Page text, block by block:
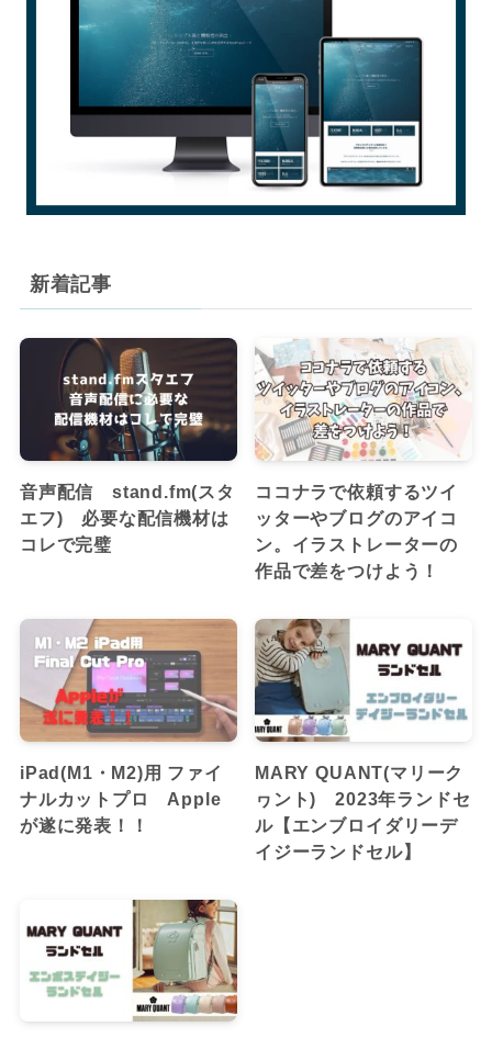
新着記事
音声配信 stand.fm(スタ
エフ) 必要な配信機材は
コレで完璧
ココナラで依頼するツイ
ッターやブログのアイコ
ン。イラストレーターの
作品で差をつけよう！
iPad(M1・M2)用 ファイ
ナルカットプロ Apple
が遂に発表！！
MARY QUANT(マリーク
ヮント) 2023年ランドセ
ル【エンブロイダリーデ
イジーランドセル】